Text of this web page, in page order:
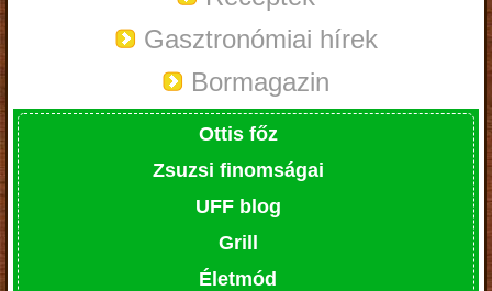
Gasztronómiai hírek
Bormagazin
Ottis főz
Zsuzsi finomságai
UFF blog
Grill
Életmód